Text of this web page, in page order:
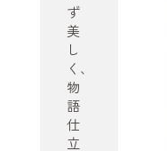
ず
美
し
く、
物
語
仕
立